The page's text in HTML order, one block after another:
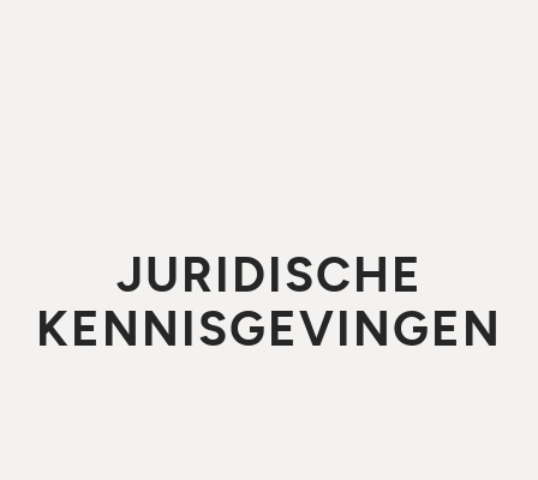
JURIDISCHE
KENNISGEVINGEN